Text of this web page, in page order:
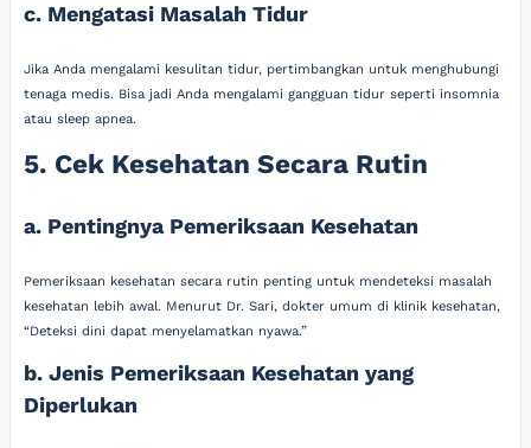
c. Mengatasi Masalah Tidur
Jika Anda mengalami kesulitan tidur, pertimbangkan untuk menghubungi
tenaga medis. Bisa jadi Anda mengalami gangguan tidur seperti insomnia
atau sleep apnea.
5. Cek Kesehatan Secara Rutin
a. Pentingnya Pemeriksaan Kesehatan
Pemeriksaan kesehatan secara rutin penting untuk mendeteksi masalah
kesehatan lebih awal. Menurut Dr. Sari, dokter umum di klinik kesehatan,
“Deteksi dini dapat menyelamatkan nyawa.”
b. Jenis Pemeriksaan Kesehatan yang
Diperlukan